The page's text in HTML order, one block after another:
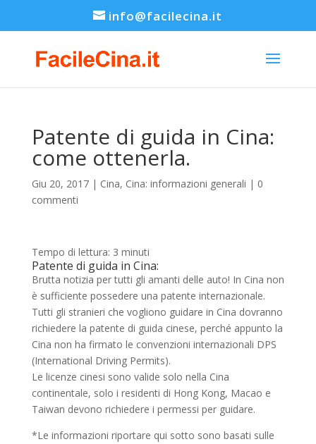
info@facilecina.it
Patente di guida in Cina:
come ottenerla.
Giu 20, 2017| Cina, Cina: informazioni generali | 0
commenti
Tempo di lettura: 3 minuti
Patente di guida in Cina:
Brutta notizia per tutti gli amanti delle auto! In Cina non
è sufficiente possedere una patente internazionale.
Tutti gli stranieri che vogliono guidare in Cina dovranno
richiedere la patente di guida cinese, perché appunto la
Cina non ha firmato le convenzioni internazionali DPS
(International Driving Permits).
Le licenze cinesi sono valide solo nella Cina
continentale, solo i residenti di Hong Kong, Macao e
Taiwan devono richiedere i permessi per guidare.
*Le informazioni riportare qui sotto sono basati sulle